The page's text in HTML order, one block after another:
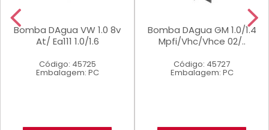
Bomba DAgua VW 1.0 8v
At/ Ea111 1.0/1.6
Código: 45725
Embalagem: PC
Bomba DAgua GM 1.0/1.4
Mpfi/Vhc/Vhce 02/..
Código: 45727
Embalagem: PC